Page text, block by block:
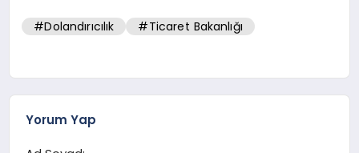
#Dolandırıcılık #Ticaret Bakanlığı
Yorum Yap